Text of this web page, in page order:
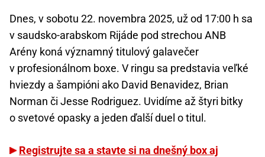
Dnes, v sobotu 22. novembra 2025, už od 17:00 h sa
v saudsko-arabskom Rijáde pod strechou ANB
Arény koná významný titulový galavečer
v profesionálnom boxe. V ringu sa predstavia veľké
hviezdy a šampióni ako David Benavidez, Brian
Norman či Jesse Rodriguez. Uvidíme až štyri bitky
o svetové opasky a jeden ďalší duel o titul.
Registrujte sa a stavte si na dnešný box aj